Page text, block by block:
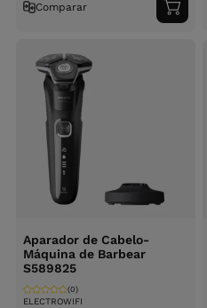
Comparar
ao
Aparador de Cabelo-
Máquina de Barbear
S589825
ELECTROWIFI
(0)